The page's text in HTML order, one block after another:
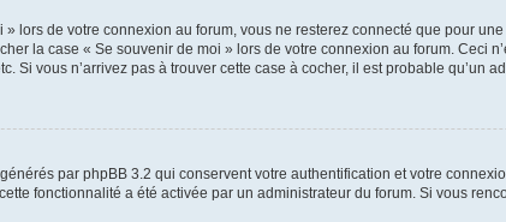
lors de votre connexion au forum, vous ne resterez connecté que pour
la case « Se souvenir de moi » lors de votre connexion au forum. Ceci
Si vous n’arrivez pas à trouver cette case à cocher, il est probable qu’un
par phpBB 3.2 qui conservent votre authentification et votre
fonctionnalité a été activée par un administrateur du forum. Si vous